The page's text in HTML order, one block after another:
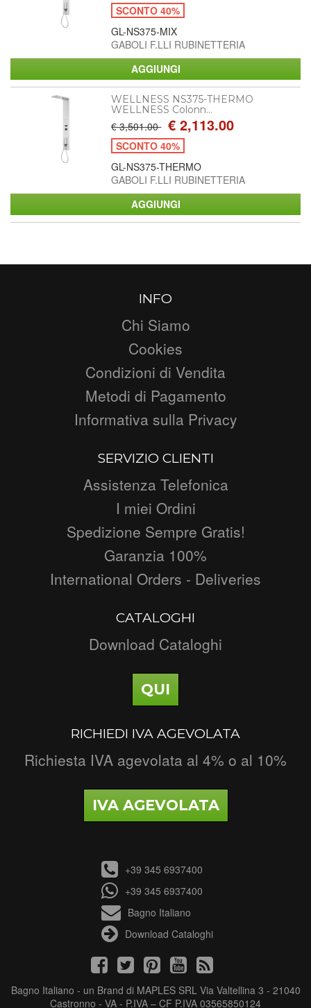
SCONTO 40%
GL-NS375-MIX
GABOLI F.LLI RUBINETTERIA
WELLNESS NS375-THERMO
WELLNESS Colonn...
€ 3,501.00 € 2,113.00
SCONTO 40%
GL-NS375-THERMO
GABOLI F.LLI RUBINETTERIA
INFO
Chi Siamo
Cookies
Condizioni di Vendita
Metodi di Pagamento
Informativa sulla Privacy
SERVIZIO CLIENTI
Assistenza Telefonica
I miei Ordini
Spedizione Sempre Gratis!
Garanzia 100%
International Orders - Deliveries
CATALOGHI
Download Cataloghi
QUI
RICHIEDI IVA AGEVOLATA
Richiesta IVA agevolata al 4% o al 10%
IVA AGEVOLATA
+39 345 6937400
+39 345 6937400
Bagno Italiano
Download Cataloghi
Bagno Italiano - un Brand di MAPLES SRL Via Valtellina 3 - 21040
Castronno - VA - P.IVA – CF P.IVA 03565850124